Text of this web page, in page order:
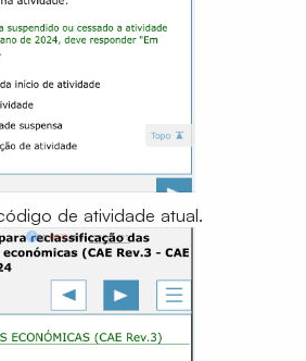
de atividade atual.